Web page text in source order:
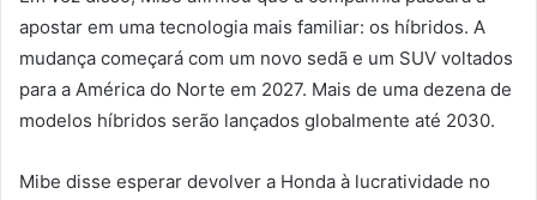
apostar em uma tecnologia mais familiar: os híbridos. A
mudança começará com um novo sedã e um SUV voltados
para a América do Norte em 2027. Mais de uma dezena de
modelos híbridos serão lançados globalmente até 2030.
Mibe disse esperar devolver a Honda à lucratividade no